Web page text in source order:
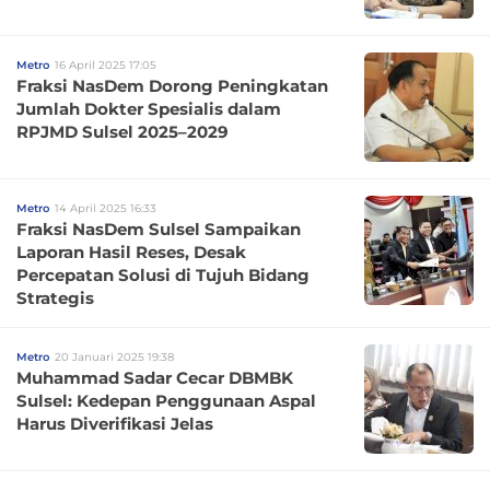
Metro 16 April 2025 17:05
Fraksi NasDem Dorong Peningkatan
Jumlah Dokter Spesialis dalam
RPJMD Sulsel 2025–2029
Metro 14 April 2025 16:33
Fraksi NasDem Sulsel Sampaikan
Laporan Hasil Reses, Desak
Percepatan Solusi di Tujuh Bidang
Strategis
Metro 20 Januari 2025 19:38
Muhammad Sadar Cecar DBMBK
Sulsel: Kedepan Penggunaan Aspal
Harus Diverifikasi Jelas